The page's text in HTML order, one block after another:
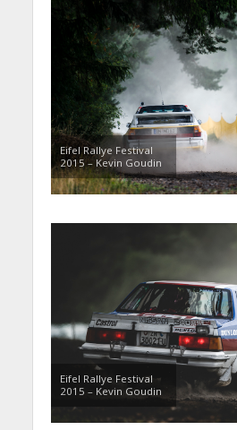
Eifel Rallye Festival
2015 – Kevin Goudin
Eifel Rallye Festival
2015 – Kevin Goudin